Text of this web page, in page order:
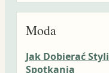
Moda
Jak Dobierać
Spotkania